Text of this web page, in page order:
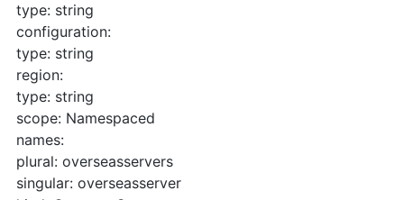
type: string
configuration:
type: string
region:
type: string
scope: Namespaced
names:
plural: overseasservers
singular: overseasserver